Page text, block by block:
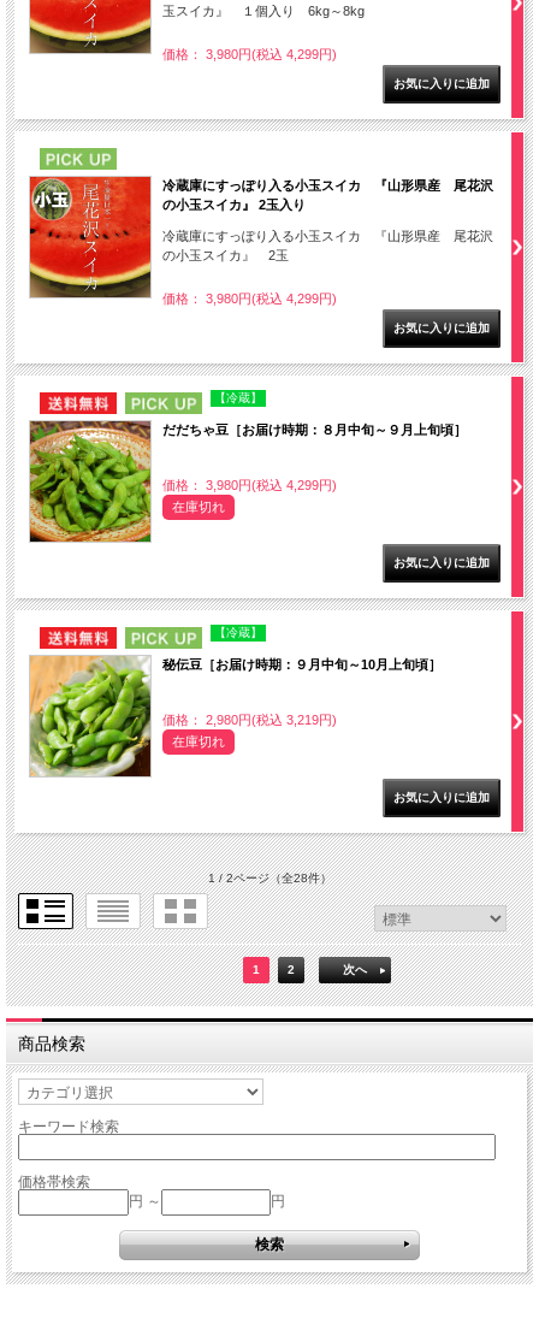
玉スイカ』 １個入り 6kg～8kg
価格： 3,980円(税込 4,299円)
冷蔵庫にすっぽり入る小玉スイカ 『山形県産 尾花沢
の小玉スイカ』 2玉入り
冷蔵庫にすっぽり入る小玉スイカ 『山形県産 尾花沢
の小玉スイカ』 2玉
価格： 3,980円(税込 4,299円)
NEW PICK UP
【冷蔵】
だだちゃ豆［お届け時期：８月中旬～９月上旬頃］
価格： 3,980円(税込 4,299円)
在庫切れ
NEW PICK UP
【冷蔵】
秘伝豆［お届け時期：９月中旬～10月上旬頃］
価格： 2,980円(税込 3,219円)
在庫切れ
1 / 2ページ（全28件）
1 2 次へ
商品検索
キーワード検索
価格帯検索
円 ～
円